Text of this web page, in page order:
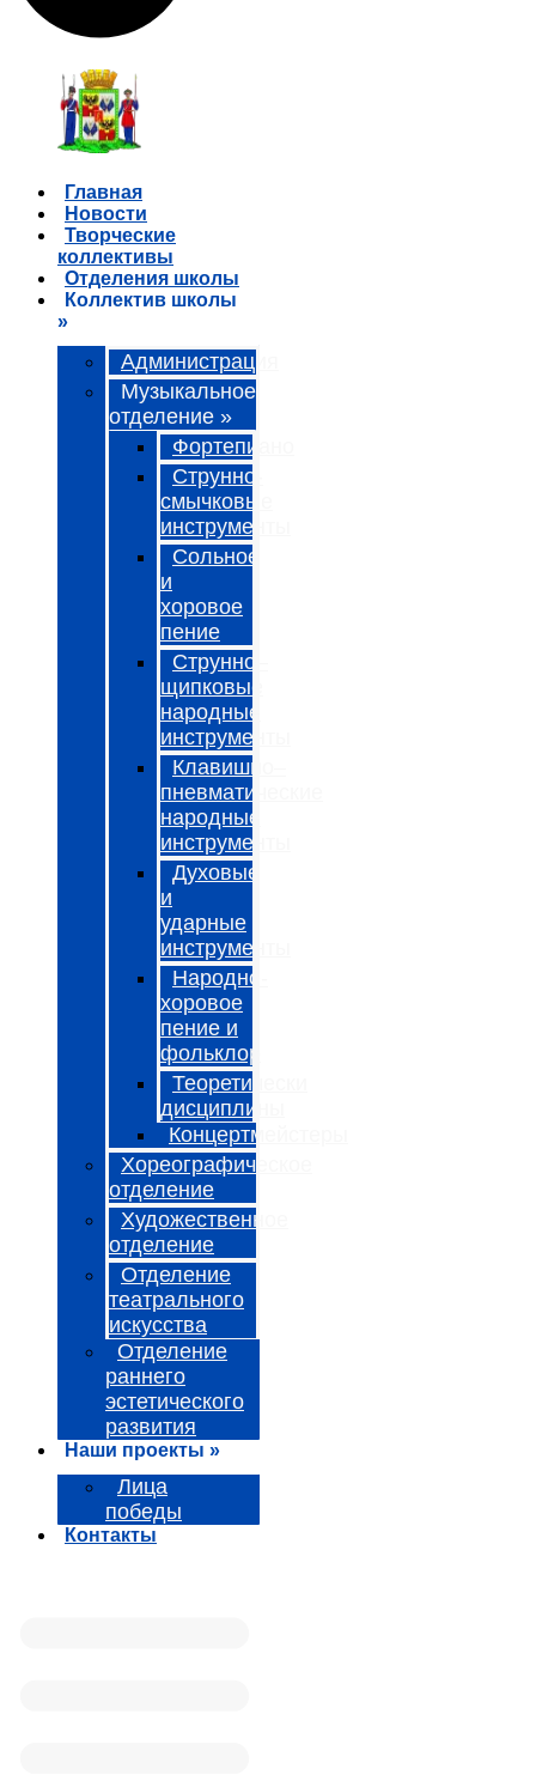
Главная
Новости
Творческие
коллективы
Отделения школы
Коллектив школы
»
Администрация
Музыкальное
отделение »
Фортепиано
Струнно-
смычковые
инструменты
Сольное
и
хоровое
пение
Струнно–
щипковые
народные
инструменты
Клавишно–
пневматические
народные
инструменты
Духовые
и
ударные
инструменты
Народно-
хоровое
пение и
фольклор
Теоретически
дисциплины
Концертмейстеры
Хореографическое
отделение
Художественное
отделение
Отделение
театрального
искусства
Отделение
раннего
эстетического
развития
Наши проекты »
Лица
победы
Контакты